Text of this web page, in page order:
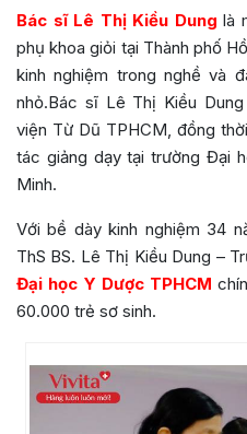
Bác sĩ Lê Thị Kiều Dunglà
phụ khoa giỏi tại Thành phố
kinh nghiệm trong nghề và
nhỏ.Bác sĩ Lê Thị Kiều
viện Từ Dũ TPHCM, đồng
tác giảng dạy tại trường Đại
Minh.
Với bề dày kinh nghiệm 34
ThS BS. Lê Thị Kiều Dung –
Đại học Y Dược TPHCM
60.000 trẻ sơ sinh.